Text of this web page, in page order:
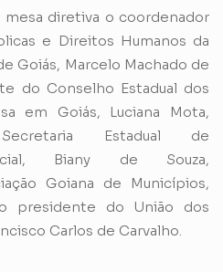
mesa diretiva o coordenador
e Direitos Humanos da
Goiás, Marcelo Machado de
do Conselho Estadual dos
em Goiás, Luciana Mota,
Estadual de
Biany de Souza,
Goiana de Municípios,
presidente do União dos
Carlos de Carvalho.